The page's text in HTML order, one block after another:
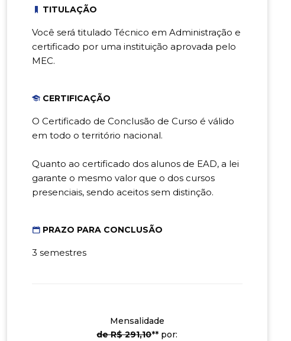
TITULAÇÃO
Você será titulado Técnico em Administração e
certificado por uma instituição aprovada pelo
MEC.
CERTIFICAÇÃO
O Certificado de Conclusão de Curso é válido
em todo o território nacional.
Quanto ao certificado dos alunos de EAD, a lei
garante o mesmo valor que o dos cursos
presenciais, sendo aceitos sem distinção.
PRAZO PARA CONCLUSÃO
3 semestres
Mensalidade
de R$ 291,10** por: